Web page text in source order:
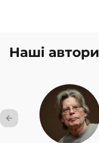
Наші автори